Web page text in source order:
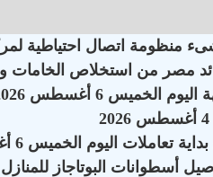
منظومة اتصال احتياطية
مصر من استخلاص الخامات
6 أغسطس 2026
اليوم الخميس 6 أغسطس
أسطوانات البوتاجاز للمنازل